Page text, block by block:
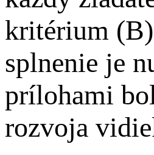
kritérium
splnenie je
prílohami
rozvoja